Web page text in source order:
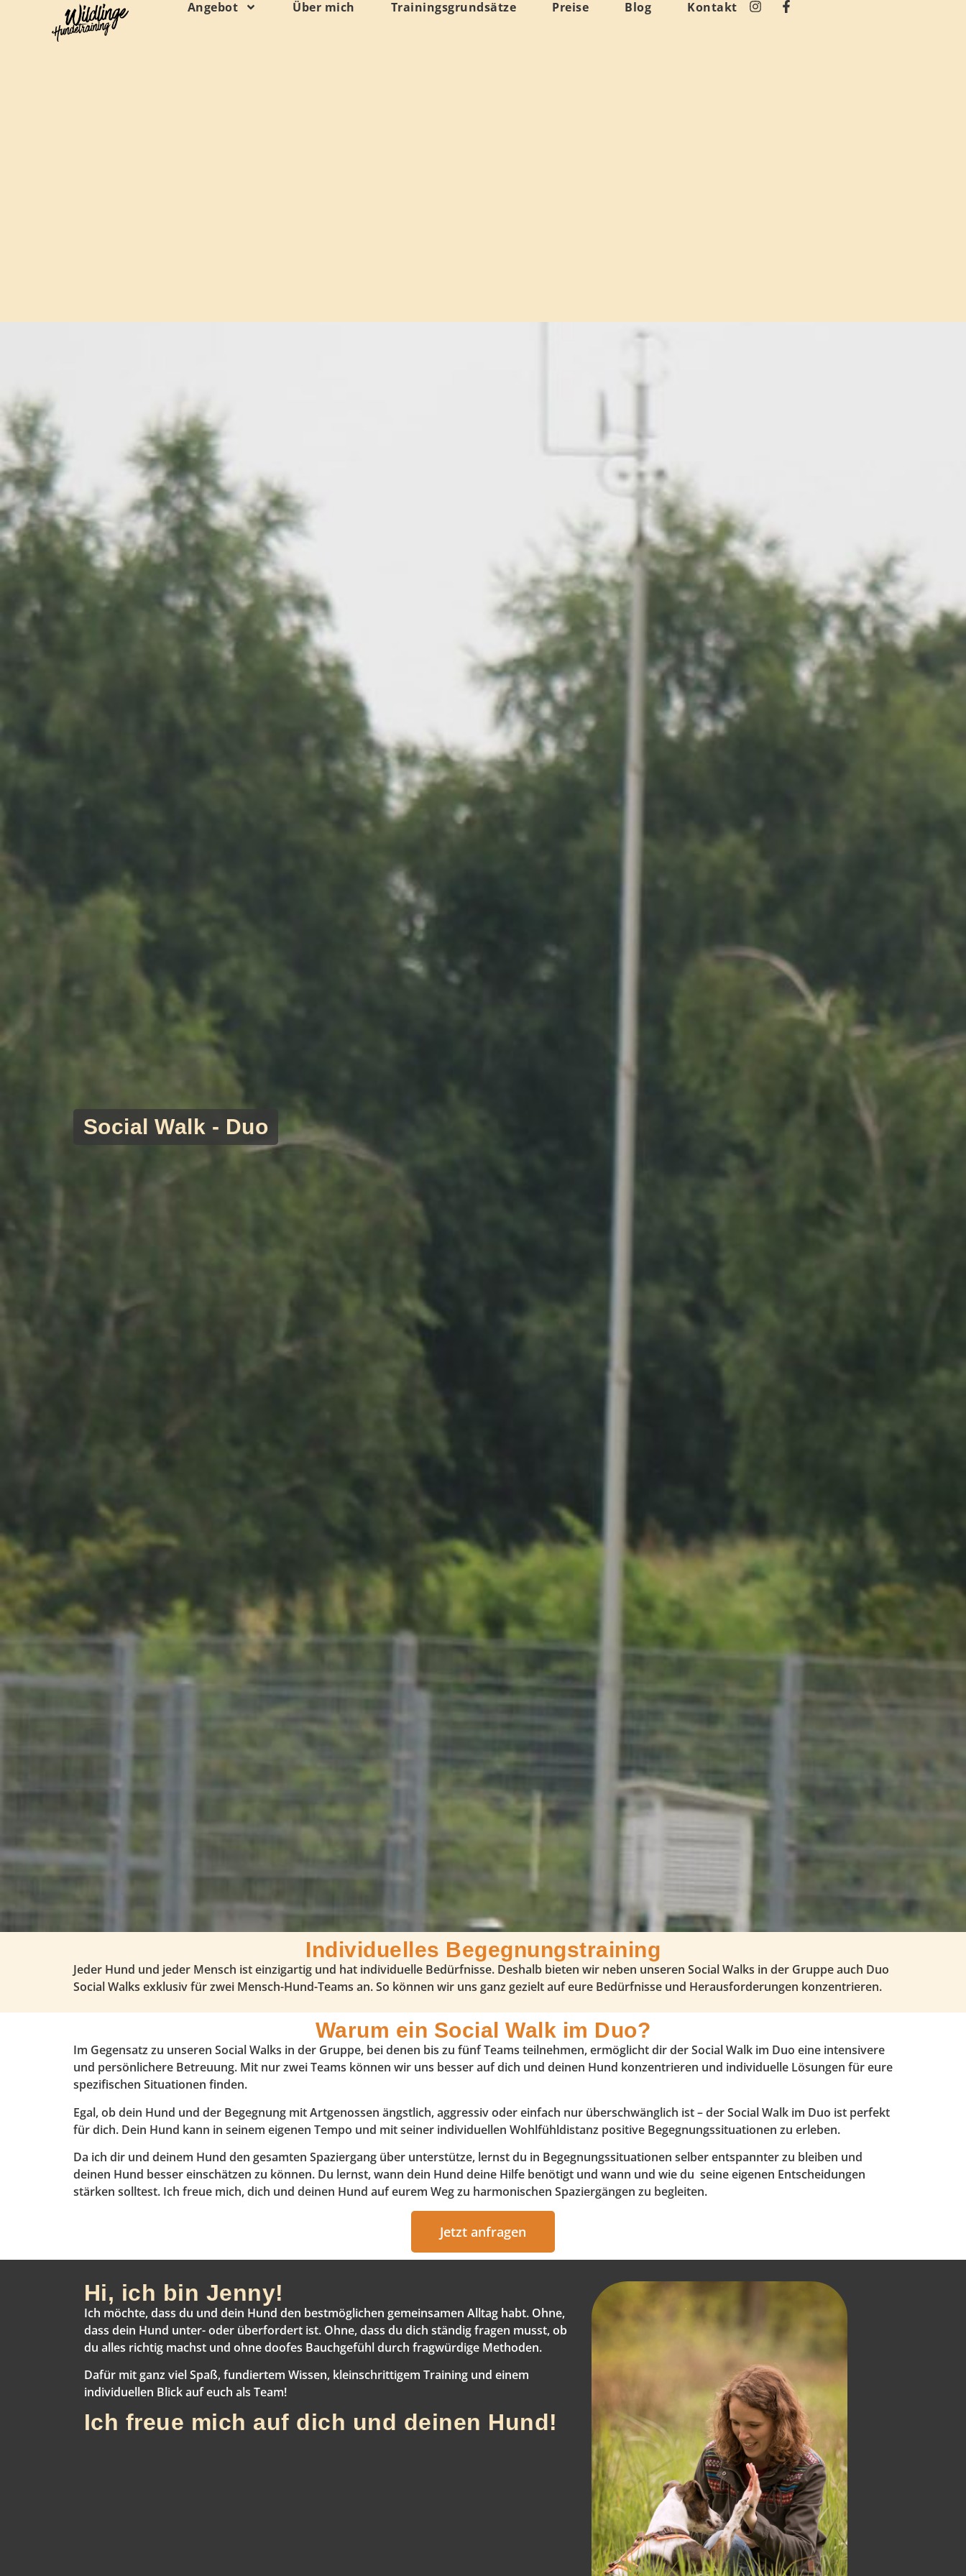
Angebot Über mich Trainingsgrundsätze Preise Blog Kontakt
Social Walk - Duo
Individuelles Begegnungstraining
Jeder Hund und jeder Mensch ist einzigartig und hat individuelle Bedürfnisse. Deshalb bieten wir neben unseren Social Walks in der Gruppe auch Duo
Social Walks exklusiv für zwei Mensch-Hund-Teams an. So können wir uns ganz gezielt auf eure Bedürfnisse und Herausforderungen konzentrieren.
Warum ein Social Walk im Duo?
Im Gegensatz zu unseren Social Walks in der Gruppe, bei denen bis zu fünf Teams teilnehmen, ermöglicht dir der Social Walk im Duo eine intensivere
und persönlichere Betreuung. Mit nur zwei Teams können wir uns besser auf dich und deinen Hund konzentrieren und individuelle Lösungen für eure
spezifischen Situationen finden.
Egal, ob dein Hund und der Begegnung mit Artgenossen ängstlich, aggressiv oder einfach nur überschwänglich ist – der Social Walk im Duo ist perfekt
für dich. Dein Hund kann in seinem eigenen Tempo und mit seiner individuellen Wohlfühldistanz positive Begegnungssituationen zu erleben.
Da ich dir und deinem Hund den gesamten Spaziergang über unterstütze, lernst du in Begegnungssituationen selber entspannter zu bleiben und
deinen Hund besser einschätzen zu können. Du lernst, wann dein Hund deine Hilfe benötigt und wann und wie du seine eigenen Entscheidungen
stärken solltest. Ich freue mich, dich und deinen Hund auf eurem Weg zu harmonischen Spaziergängen zu begleiten.
Jetzt anfragen
Hi, ich bin Jenny!
Ich möchte, dass du und dein Hund den bestmöglichen gemeinsamen Alltag habt. Ohne,
dass dein Hund unter- oder überfordert ist. Ohne, dass du dich ständig fragen musst, ob
du alles richtig machst und ohne doofes Bauchgefühl durch fragwürdige Methoden.
Dafür mit ganz viel Spaß, fundiertem Wissen, kleinschrittigem Training und einem
individuellen Blick auf euch als Team!
Ich freue mich auf dich und deinen Hund!